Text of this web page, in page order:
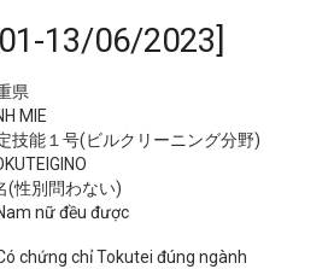
13/06/2023]
県
MIE
技能１号(ビルクリーニング分野)
(性別問わない)
nữ đều được
chứng chỉ Tokutei đúng ngành